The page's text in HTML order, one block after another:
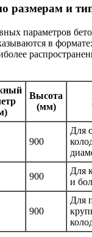
размерам и
параметров
в
Высота
(мм)
900
Для
900
Для
и
900
Для